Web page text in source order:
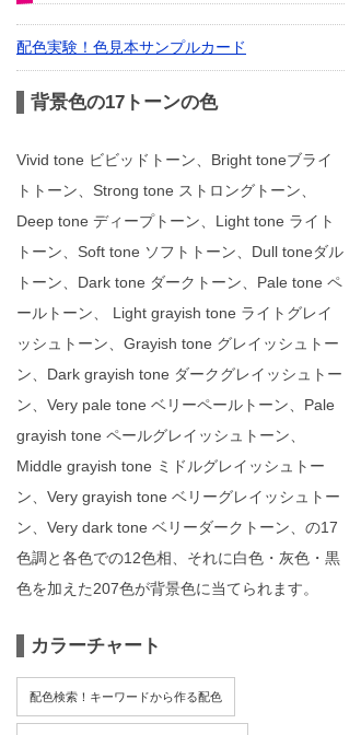
配色実験！色見本サンプルカード
背景色の17トーンの色
Vivid tone ビビッドトーン、Bright toneブライ
トトーン、Strong tone ストロングトーン、
Deep tone ディープトーン、Light tone ライト
トーン、Soft tone ソフトトーン、Dull toneダル
トーン、Dark tone ダークトーン、Pale tone ペ
ールトーン、 Light grayish tone ライトグレイ
ッシュトーン、Grayish tone グレイッシュトー
ン、Dark grayish tone ダークグレイッシュトー
ン、Very pale tone ベリーペールトーン、Pale
grayish tone ペールグレイッシュトーン、
Middle grayish tone ミドルグレイッシュトー
ン、Very grayish tone ベリーグレイッシュトー
ン、Very dark tone ベリーダークトーン、の17
色調と各色での12色相、それに白色・灰色・黒
色を加えた207色が背景色に当てられます。
カラーチャート
配色検索！キーワードから作る配色